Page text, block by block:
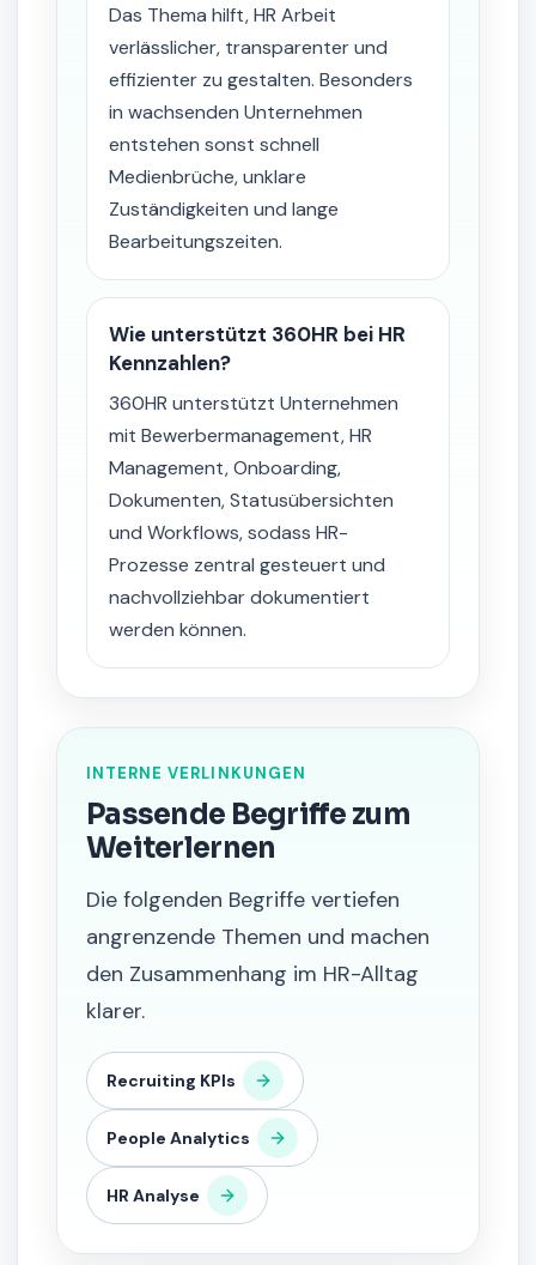
Das Thema hilft, HR Arbeit
verlässlicher, transparenter und
effizienter zu gestalten. Besonders
in wachsenden Unternehmen
entstehen sonst schnell
Medienbrüche, unklare
Zuständigkeiten und lange
Bearbeitungszeiten.
Wie unterstützt 360HR bei HR
Kennzahlen?
360HR unterstützt Unternehmen
mit Bewerbermanagement, HR
Management, Onboarding,
Dokumenten, Statusübersichten
und Workflows, sodass HR-
Prozesse zentral gesteuert und
nachvollziehbar dokumentiert
werden können.
INTERNE VERLINKUNGEN
Passende Begriffe zum
Weiterlernen
Die folgenden Begriffe vertiefen
angrenzende Themen und machen
den Zusammenhang im HR-Alltag
klarer.
Recruiting KPIs
People Analytics
HR Analyse